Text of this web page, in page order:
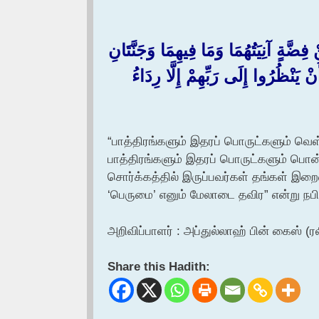
آنِيَتُهُمَا وَمَا فِيهِمَا وَجَنَّتَانِ
يَنْظُرُوا إِلَى رَبِّهِمْ إِلَّا رِدَاءُ
“பாத்திரங்களும் இதரப் பொருட்களும்
பாத்திரங்களும் இதரப் பொருட்களும்
சொர்க்கத்தில் இருப்பவர்கள் தங்கள்
‘பெருமை’ எனும் மேலாடை தவிர” என்று
அறிவிப்பாளர் : அப்துல்லாஹ் பின் கைஸ்
Share this Hadith: